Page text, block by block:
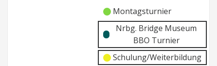
Montagsturnier
Nrbg. Bridge Museum
BBO Turnier
Schulung/Weiterbildung